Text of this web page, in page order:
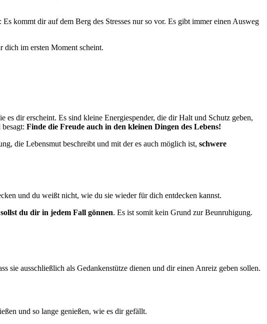
kommt dir auf dem Berg des Stresses nur so vor. Es gibt immer einen Ausweg
dich im ersten Moment scheint.
es dir erscheint. Es sind kleine Energiespender, die dir Halt und Schutz geben,
Finde die Freude auch in den kleinen Dingen des Lebens!
die Lebensmut beschreibt und mit der es auch möglich ist, schwere
und du weißt nicht, wie du sie wieder für dich entdecken kannst.
du dir in jedem Fall gönnen. Es ist somit kein Grund zur Beunruhigung.
sie ausschließlich als Gedankenstütze dienen und dir einen Anreiz geben sollen.
und so lange genießen, wie es dir gefällt.